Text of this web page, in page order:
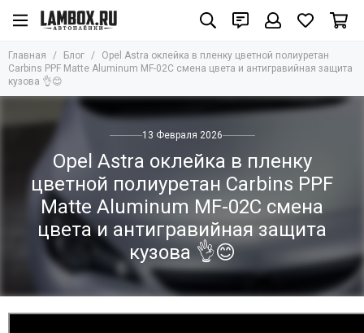
Главная Блог
Opel Astra оклейка в пленку цветной полиуретан
Carbins PPF Matte Aluminum MF-02C смена цвета и антигравийная защита
кузова 👌😊
13 Февраля 2026
Opel Astra оклейка в пленку
цветной полиуретан Carbins PPF
Matte Aluminum MF-02C смена
цвета и антигравийная защита
кузова 👌😊